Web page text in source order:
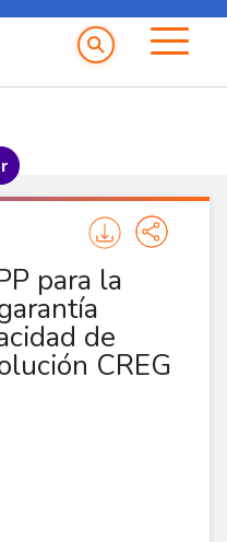
principal
para la
de
CREG